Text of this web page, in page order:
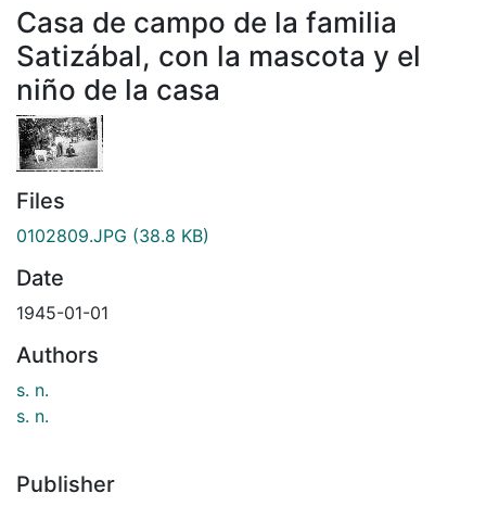
Casa de campo de la familia
Satizábal, con la mascota y el
niño de la casa
Files
0102809.JPG (38.8 KB)
Date
1945-01-01
Authors
s. n.
s. n.
Publisher